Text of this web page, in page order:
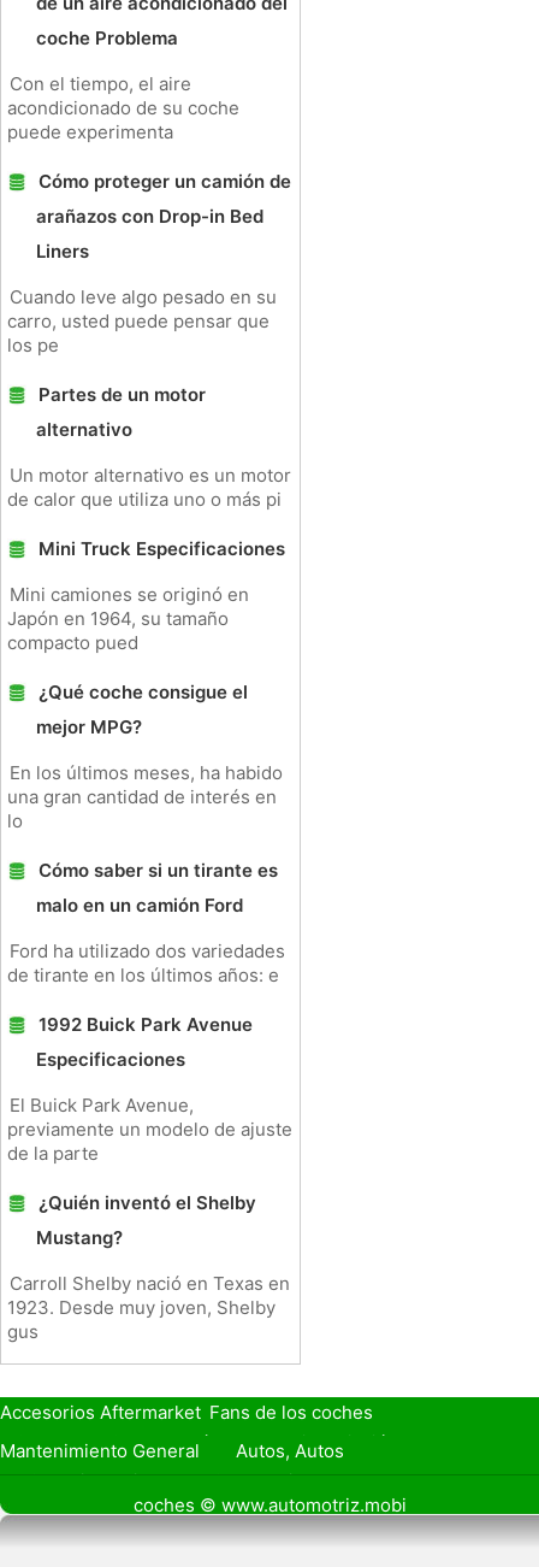
coche Problema
Con el tiempo, el aire
acondicionado de su coche
puede experimenta
Cómo proteger un camión de
arañazos con Drop-in Bed
Liners
Cuando leve algo pesado en su
carro, usted puede pensar que
los pe
Partes de un motor
alternativo
Un motor alternativo es un motor
de calor que utiliza uno o más pi
Mini Truck Especificaciones
Mini camiones se originó en
Japón en 1964, su tamaño
compacto pued
¿Qué coche consigue el
mejor MPG?
En los últimos meses, ha habido
una gran cantidad de interés en
lo
Cómo saber si un tirante es
malo en un camión Ford
Ford ha utilizado dos variedades
de tirante en los últimos años: e
1992 Buick Park Avenue
Especificaciones
El Buick Park Avenue,
previamente un modelo de ajuste
de la parte
¿Quién inventó el Shelby
Mustang?
Carroll Shelby nació en Texas en
1923. Desde muy joven, Shelby
gus
Accesorios Aftermarket Fans de los coches
Seguro de Coche
Préstamos y Financiación
Mantenimiento General
Autos, Autos
Seguridad Vial
Combustibles
Vender Mi Cochecoches © www.automotriz.mobi